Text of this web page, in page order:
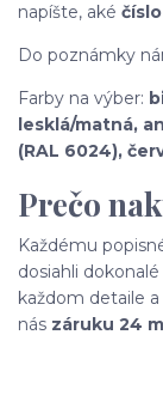
napíšte, aké
Do poznámky
Farby na výber:
lesklá/matná,
(RAL 6024),
Prečo
Každému
dosiahli
každom detaile
nás záruku 24